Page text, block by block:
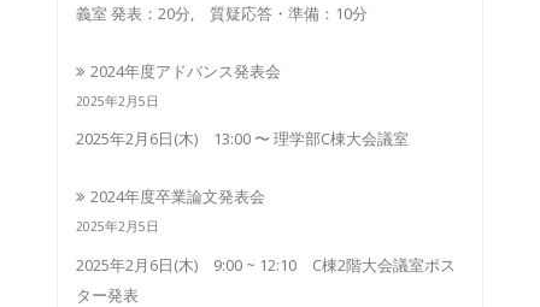
義室 発表：20分, 質疑応答・準備：10分
2024年度アドバンス発表会
2025年2月5日
2025年2月6日(木) 13:00 〜 理学部C棟大会議室
2024年度卒業論文発表会
2025年2月5日
2025年2月6日(木) 9:00 ~ 12:10 C棟2階大会議室ポス
ター発表